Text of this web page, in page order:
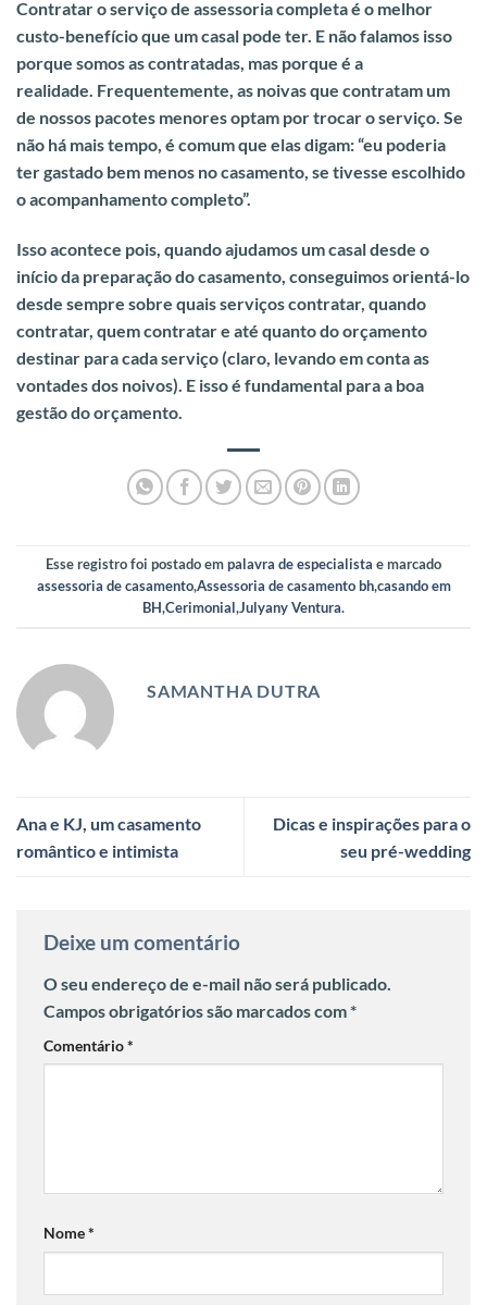
Contratar o serviço de assessoria completa é o melhor
custo-benefício que um casal pode ter. E não falamos isso
porque somos as contratadas, mas porque é a
realidade. Frequentemente, as noivas que contratam um
de nossos pacotes menores optam por trocar o serviço. Se
não há mais tempo, é comum que elas digam: “eu poderia
ter gastado bem menos no casamento, se tivesse escolhido
o acompanhamento completo”.
Isso acontece pois, quando ajudamos um casal desde o
início da preparação do casamento, conseguimos orientá-lo
desde sempre sobre quais serviços contratar, quando
contratar, quem contratar e até quanto do orçamento
destinar para cada serviço (claro, levando em conta as
vontades dos noivos). E isso é fundamental para a boa
gestão do orçamento.
Esse registro foi postado empalavra de especialista e marcado
assessoria de casamento,Assessoria de casamento bh,casando em
BH,Cerimonial,Julyany Ventura.
SAMANTHA DUTRA
Ana e KJ, um casamento
romântico e intimista
Dicas e inspirações para o
seu pré-wedding
Deixe um comentário
O seu endereço de e-mail não será publicado.
Campos obrigatórios são marcados com*
Comentário*
Nome*